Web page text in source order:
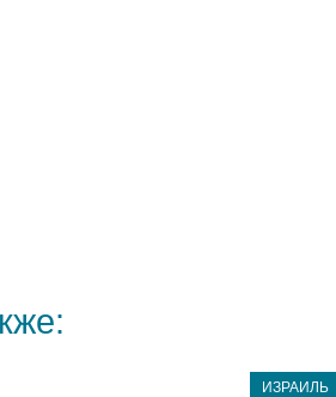
ИЗРАИЛЬ